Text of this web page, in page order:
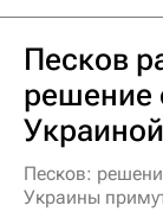
Песков
решение
Украиной
Песков:
Украины